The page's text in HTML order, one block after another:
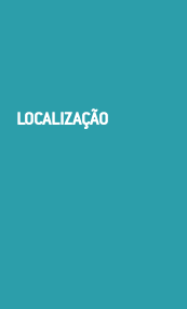
LOCALIZAÇÃO